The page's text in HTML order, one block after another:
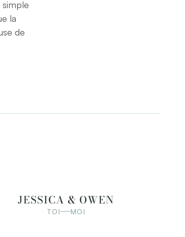
la
de
JESSICA & OWEN
TOI MOI